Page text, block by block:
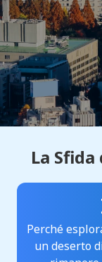
La
Perché
un deserto